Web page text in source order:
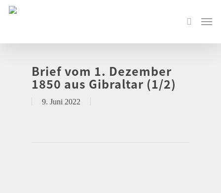
Brief vom 1. Dezember
1850 aus Gibraltar (1/2)
9. Juni 2022